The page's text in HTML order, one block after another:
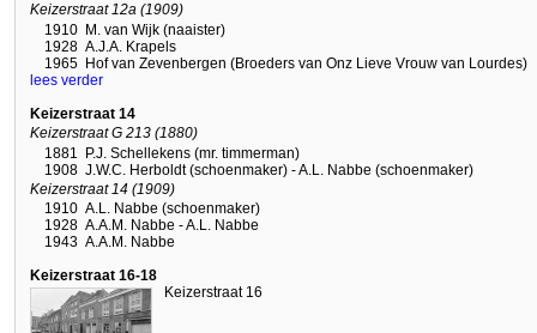
Keizerstraat 12a (1909)
1910 M. van Wijk (naaister)
1928 A.J.A. Krapels
1965 Hof van Zevenbergen (Broeders van Onz Lieve Vrouw van Lourdes)
lees verder
Keizerstraat 14
Keizerstraat G 213 (1880)
1881
P.J. Schellekens (mr. timmerman)
1908 J.W.C. Herboldt (schoenmaker) - A.L. Nabbe (schoenmaker)
Keizerstraat 14 (1909)
1910 A.L. Nabbe (schoenmaker)
1928 A.A.M. Nabbe - A.L. Nabbe
1943 A.A.M. Nabbe
Keizerstraat 16-18
Keizerstraat 16